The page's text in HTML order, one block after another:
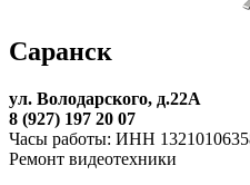
Саранск
ул. Володарского, д.22А
8 (927) 197 20 07
Часы работы: ИНН
Ремонт видеотехники